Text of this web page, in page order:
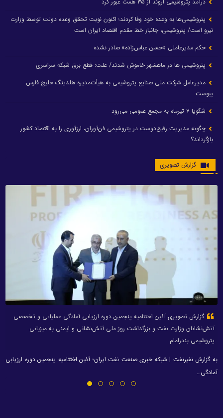
پتروشیمی‌ها به وعده خود وفا کردند؛ اکنون نوبت تحقق وعده دولت توسط وزارت
نیرو است/ پتروشیمی، جانباز خط مقدم اقتصاد ایران است
حکم مدیرعاملی «حسن عباس‌زاده» صادر نشده
پتروشیمی ها در ماهشهر خاموش شدند/ علت: قطع برق شبکه سراسری
مدیرعامل شرکت ملی صنایع پتروشیمی به هیأت‌مدیره هلدینگ خلیج فارس
پیوست
شگویا ۷ تیرماه به مجمع عمومی می‌رود
چگونه مدیریت رفیق‌دوست در پتروشیمی فن‌آوران، ارزآوری را به اقتصاد کشور
بازگرداند؟
گزارش تصویری
گزارش تصویری آئین اختتامیه پنجمین دوره ارزیابی آمادگی عملیاتی و تخصصی
آتش‌نشانان وزارت نفت و بزرگداشت روز ملی آتش‌نشانی و ایمنی به میزبانی
پتروشیمی بندرامام
به گزارش نفیرنفت | شبکه خبری صنعت نفت ایران؛ آئین اختتامیه پنجمین دوره ارزیابی
آمادگی…